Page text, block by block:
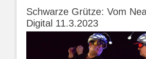
Schwarze Grütze: Vom
Digital 11.3.2023